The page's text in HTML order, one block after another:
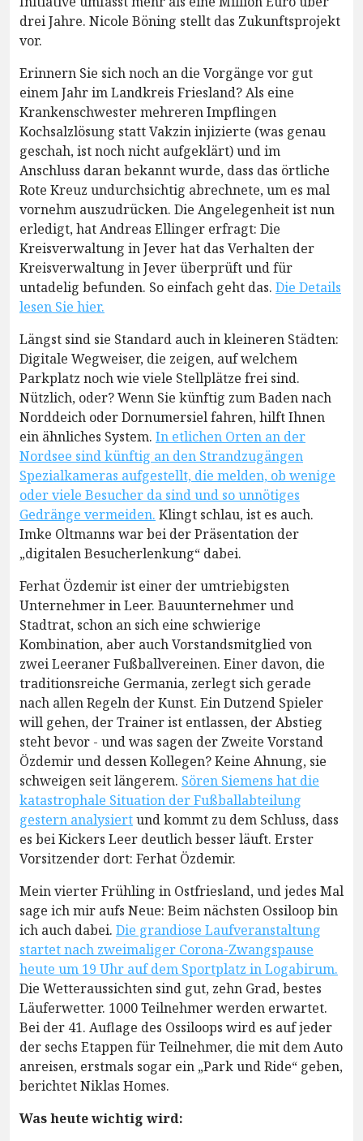
drei Jahre. Nicole Böning stellt das Zukunftsprojekt
vor.
Erinnern Sie sich noch an die Vorgänge vor gut
einem Jahr im Landkreis Friesland? Als eine
Krankenschwester mehreren Impflingen
Kochsalzlösung statt Vakzin injizierte (was genau
geschah, ist noch nicht aufgeklärt) und im
Anschluss daran bekannt wurde, dass das örtliche
Rote Kreuz undurchsichtig abrechnete, um es mal
vornehm auszudrücken. Die Angelegenheit ist nun
erledigt, hat Andreas Ellinger erfragt: Die
Kreisverwaltung in Jever hat das Verhalten der
Kreisverwaltung in Jever überprüft und für
untadelig befunden. So einfach geht das. Die Details
lesen Sie hier.
Längst sind sie Standard auch in kleineren Städten:
Digitale Wegweiser, die zeigen, auf welchem
Parkplatz noch wie viele Stellplätze frei sind.
Nützlich, oder? Wenn Sie künftig zum Baden nach
Norddeich oder Dornumersiel fahren, hilft Ihnen
ein ähnliches System. In etlichen Orten an der
Nordsee sind künftig an den Strandzugängen
Spezialkameras aufgestellt, die melden, ob wenige
oder viele Besucher da sind und so unnötiges
Gedränge vermeiden. Klingt schlau, ist es auch.
Imke Oltmanns war bei der Präsentation der
„digitalen Besucherlenkung“ dabei.
Ferhat Özdemir ist einer der umtriebigsten
Unternehmer in Leer. Bauunternehmer und
Stadtrat, schon an sich eine schwierige
Kombination, aber auch Vorstandsmitglied von
zwei Leeraner Fußballvereinen. Einer davon, die
traditionsreiche Germania, zerlegt sich gerade
nach allen Regeln der Kunst. Ein Dutzend Spieler
will gehen, der Trainer ist entlassen, der Abstieg
steht bevor - und was sagen der Zweite Vorstand
Özdemir und dessen Kollegen? Keine Ahnung, sie
schweigen seit längerem. Sören Siemens hat die
katastrophale Situation der Fußballabteilung
gestern analysiertund kommt zu dem Schluss, dass
es bei Kickers Leer deutlich besser läuft. Erster
Vorsitzender dort: Ferhat Özdemir.
Mein vierter Frühling in Ostfriesland, und jedes Mal
sage ich mir aufs Neue: Beim nächsten Ossiloop bin
ich auch dabei. Die grandiose Laufveranstaltung
startet nach zweimaliger Corona-Zwangspause
heute um 19 Uhr auf dem Sportplatz in Logabirum.
Die Wetteraussichten sind gut, zehn Grad, bestes
Läuferwetter. 1000 Teilnehmer werden erwartet.
Bei der 41. Auflage des Ossiloops wird es auf jeder
der sechs Etappen für Teilnehmer, die mit dem Auto
anreisen, erstmals sogar ein „Park und Ride“ geben,
berichtet Niklas Homes.
Was heute wichtig wird: